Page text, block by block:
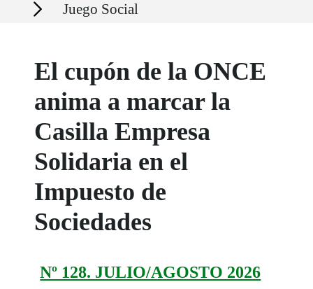
Juego Social
El cupón de la ONCE
anima a marcar la
Casilla Empresa
Solidaria en el
Impuesto de
Sociedades
Nº 128. JULIO/AGOSTO 2026